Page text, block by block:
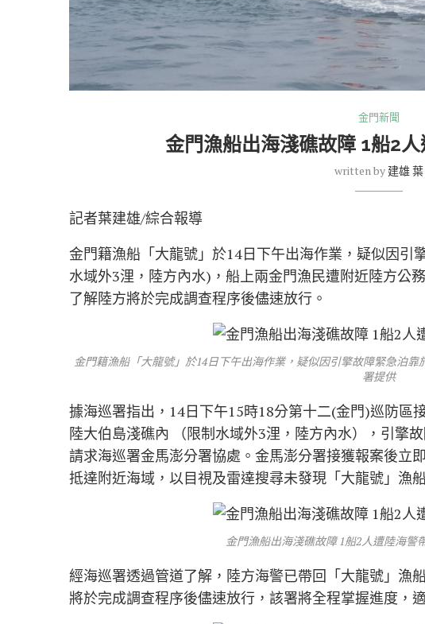
金門新聞
金門漁船出海淺礁故障 1船2
written by 建雄 葉
記者葉建雄/綜合報導
金門籍漁船「大龍號」於14日下午出海作業，疑似因引
水域外3浬，陸方內水)，船上兩金門漁民遭附近陸方公
了解陸方將於完成調查程序後儘速放行。
金門籍漁船「大龍號」於14日下午出海作業，疑似因引擎故障緊急泊
署提供
據海巡署指出，14日下午15時18分第十二(金門)巡防區
陸大伯島淺礁內 （限制水域外3浬，陸方內水），引擎
請求海巡署金馬澎分署協處。金馬澎分署接獲報案後立
抵達附近海域，以目視及雷達搜尋未發現「大龍號」漁
金門漁船出海淺礁故障 1船2人遭陸海警
經海巡署透過管道了解，陸方海警已帶回「大龍號」漁
將於完成調查程序後儘速放行，該署將全程掌握進度，